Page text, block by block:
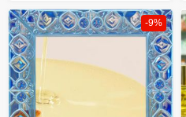
-9%